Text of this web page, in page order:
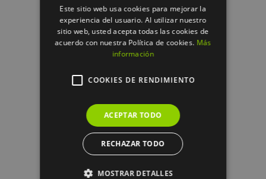
250ML. colección experiences
34.95€
Este sitio web usa cookies para mejorar la
experiencia del usuario. Al utilizar nuestro
sitio web, usted acepta todas las cookies de
acuerdo con nuestra Política de cookies. Más
información
COOKIES DE RENDIMIENTO
ACEPTAR TODO
RECHAZAR TODO
MOSTRAR DETALLES